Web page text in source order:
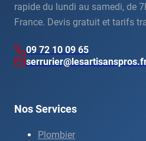
rapide du lundi au samedi, de
France. Devis gratuit et tarifs
09 72 10 09 65
Nos Services
Plombier